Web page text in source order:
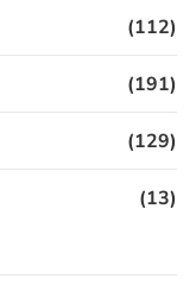
(112)
(191)
(129)
(13)